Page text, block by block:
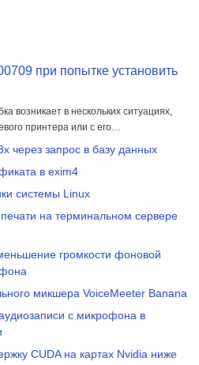
при попытке установить
возникает в нескольких ситуациях,
принтера или с его…
через запрос в базу данных
в exim4
системы Linux
на терминальном сервере
громкости фоновой
микшера VoiceMeeter Banana
с микрофона в
CUDA на картах Nvidia ниже